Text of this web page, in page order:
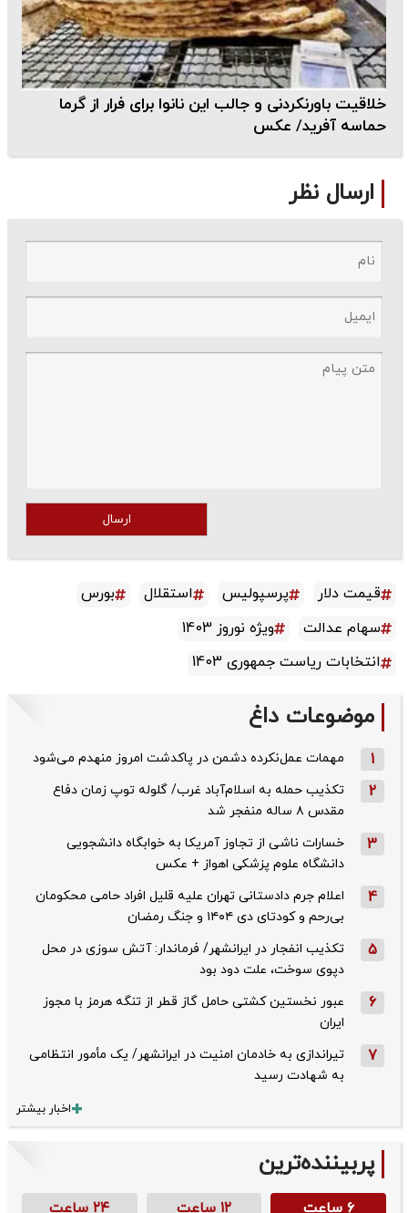
خلاقیت باورنکردنی و جالب این نانوا برای فرار از گرما
حماسه آفرید/ عکس
ارسال نظر
ارسال
قیمت دلار پرسپولیس استقلال
بورس
سهام عدالت
ویژه نوروز 1403
انتخابات ریاست جمهوری 1403
موضوعات داغ
1 مهمات عمل‌نکرده دشمن در پاکدشت امروز منهدم می‌شود
2
تکذیب حمله به اسلام‌آباد غرب/ گلوله توپ زمان دفاع
مقدس ۸ ساله منفجر شد
3
خسارات ناشی از تجاوز آمریکا به خوابگاه دانشجویی
دانشگاه علوم پزشکی اهواز + عکس
4
اعلام جرم دادستانی تهران علیه قلیل افراد حامی محکومان
بی‌رحم و کودتای دی‌ ۱۴۰۴ و جنگ رمضان
5
تکذیب ‌انفجار در ایرانشهر/ فرماندار: آتش سوزی در محل
دپوی سوخت، علت دود بود
6
عبور نخستین کشتی حامل گاز قطر از تنگه هرمز با مجوز
ایران
7
تیراندازی به خادمان امنیت در ایرانشهر/ یک مأمور انتظامی
به شهادت رسید
اخبار بیشتر
پربیننده‌ترین
۶ ساعت ۱۲ ساعت ۲۴ ساعت